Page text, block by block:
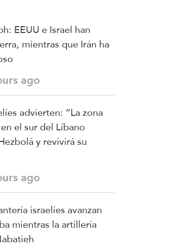
EEUU e Israel han
mientras que Irán ha
ago
advierten: “La zona
el sur del Líbano
y revivirá su
ago
israelíes avanzan
mientras la artillería